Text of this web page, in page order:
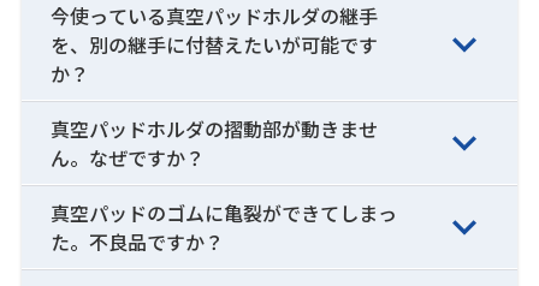
今使っている真空パッドホルダの継手
を、別の継手に付替えたいが可能です
か？
真空パッドホルダの摺動部が動きませ
ん。なぜですか？
真空パッドのゴムに亀裂ができてしまっ
た。不良品ですか？